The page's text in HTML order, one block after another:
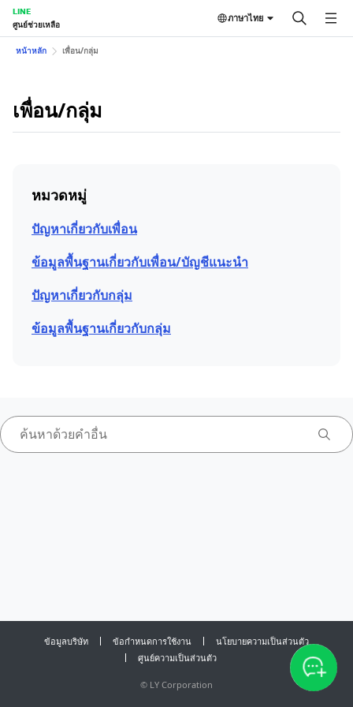
LINE
ศูนย์ช่วยเหลือ
ภาษาไทย
หน้าหลัก เพื่อน/กลุ่ม
เพื่อน/กลุ่ม
หมวดหมู่
ปัญหาเกี่ยวกับเพื่อน
ข้อมูลพื้นฐานเกี่ยวกับเพื่อน/บัญชีแนะนำ
ปัญหาเกี่ยวกับกลุ่ม
ข้อมูลพื้นฐานเกี่ยวกับกลุ่ม
ข้อมูลบริษัท ข้อกำหนดการใช้งาน
นโยบายความเป็นส่วนตัว
ศูนย์ความเป็นส่วนตัว
© LY Corporation